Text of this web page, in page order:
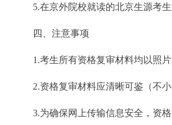
5.在京外院校就读的北京生源考生
四、注意事项
1.考生所有资格复审材料均以照片
2.资格复审材料应清晰可鉴（不小
3.为确保网上传输信息安全，资格